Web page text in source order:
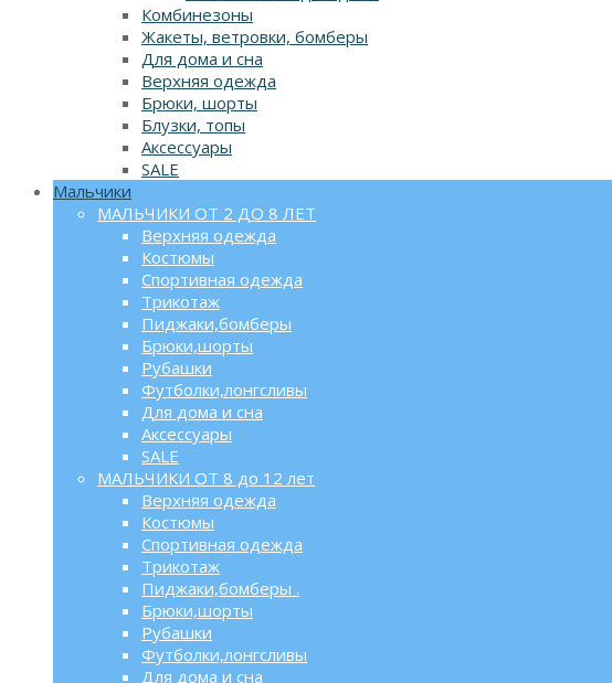
Комбинезоны
Жакеты, ветровки, бомберы
Для дома и сна
Верхняя одежда
Брюки, шорты
Блузки, топы
Аксессуары
SALE
Мальчики
МАЛЬЧИКИ ОТ 2 ДО 8 ЛЕТ
Верхняя одежда
Костюмы
Спортивная одежда
Трикотаж
Пиджаки,бомберы
Брюки,шорты
Рубашки
Футболки,лонгсливы
Для дома и сна
Аксессуары
SALE
МАЛЬЧИКИ ОТ 8 до 12 лет
Верхняя одежда
Костюмы
Спортивная одежда
Трикотаж
Пиджаки,бомберы .
Брюки,шорты
Рубашки
Футболки,лонгсливы
Для дома и сна